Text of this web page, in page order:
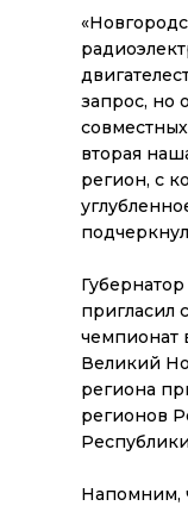
запрос, но
вторая
регион, с
пригласил
чемпионат
Великий
региона
регионов
Напомним,